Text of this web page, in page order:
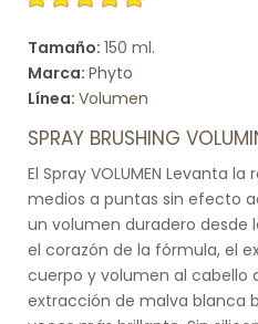
Tamaño: 150 ml.
Marca: Phyto
Línea: Volumen
SPRAY BRUSHING
El Spray VOLUMEN Levanta
medios a puntas sin efecto
un volumen duradero desde
el corazón de la fórmula, el
cuerpo y volumen al cabello
extracción de malva blanca